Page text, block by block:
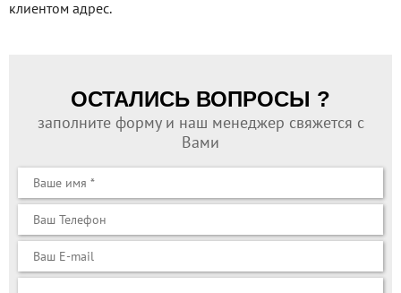
клиентом адрес.
ОСТАЛИСЬ ВОПРОСЫ ?
заполните форму и наш менеджер свяжется с
Вами